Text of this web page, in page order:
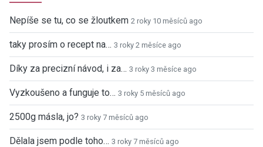
Nepíše se tu, co se žloutkem 2 roky 10 měsíců ago
taky prosím o recept na… 3 roky 2 měsíce ago
Díky za precizní návod, i za… 3 roky 3 měsíce ago
Vyzkoušeno a funguje to… 3 roky 5 měsíců ago
2500g másla, jo? 3 roky 7 měsíců ago
Dělala jsem podle toho… 3 roky 7 měsíců ago